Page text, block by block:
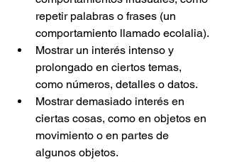
repetir palabras o frases (un
comportamiento llamado ecolalia).
Mostrar un interés intenso y
prolongado en ciertos temas,
como números, detalles o datos.
Mostrar demasiado interés en
ciertas cosas, como en objetos en
movimiento o en partes de
algunos objetos.